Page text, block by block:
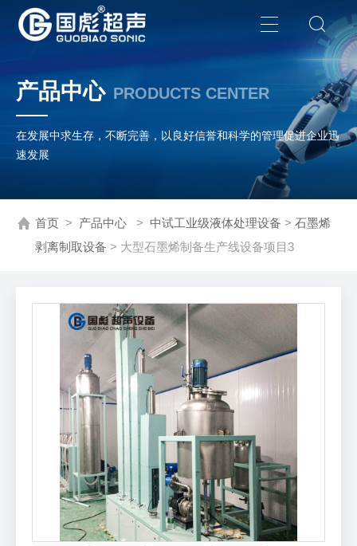
产品中心 PRODUCTS CENTER
在发展中求生存，不断完善，以良好信誉和科学的管理促进企业迅
速发展
首页 > 产品中心 > 中试工业级液体处理设备 > 石墨烯
剥离制取设备 > 大型石墨烯制备生产线设备项目3